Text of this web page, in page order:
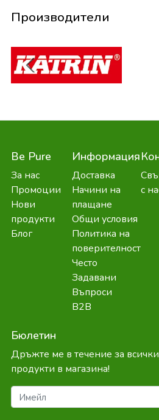
Производители
Be Pure
За нас
Промоции
Нови
продукти
Блог
Информация
Доставка
Начини на
плащане
Общи условия
Политика на
поверителност
Често
Задавани
Въпроси
B2B
с
Бюлетин
Дръжте ме в течение за
продукти в магазина!
Имейл